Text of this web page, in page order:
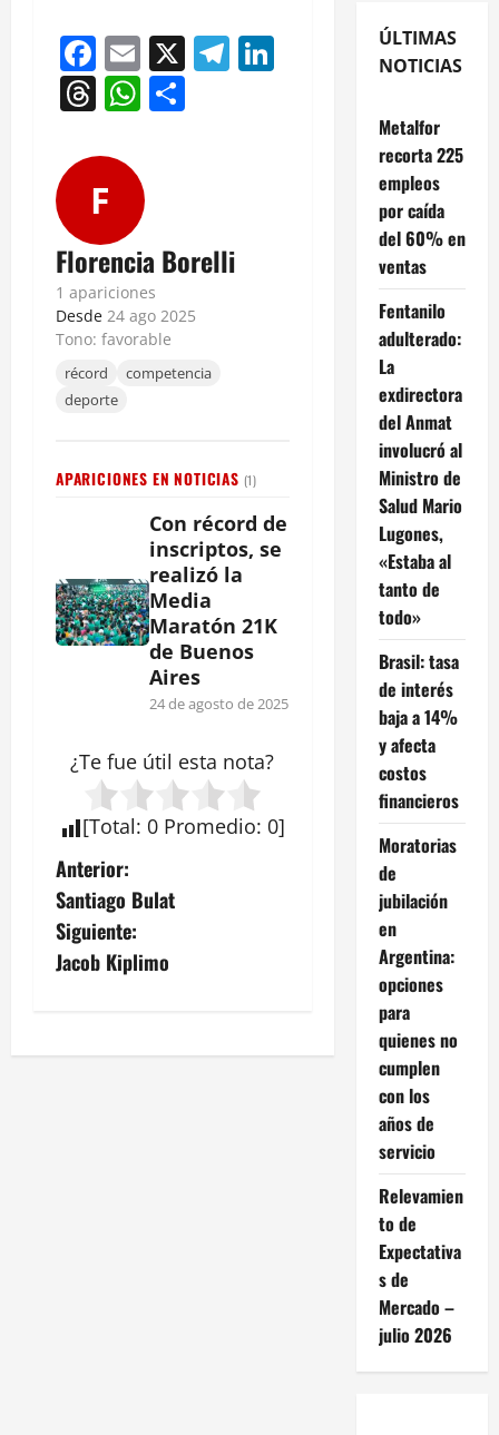
Facebook
Email
X Telegram
LinkedIn
Threads
WhatsApp
F
Florencia Borelli
1 apariciones
Desde 24 ago 2025
Tono: favorable
récord
competencia
deporte
APARICIONES EN NOTICIAS (1)
Con récord de
inscriptos, se
realizó la
Media
Maratón 21K
de Buenos
Aires
24 de agosto de 2025
¿Te fue útil esta nota?
[Total: 0 Promedio: 0]
N
a
v
g
Anterior:
Santiago Bulat
Siguiente:
Jacob Kiplimo
ÚLTIMAS
NOTICIAS
Metalfor
recorta 225
empleos
por caída
del 60% en
ventas
Fentanilo
adulterado:
La
exdirectora
del Anmat
involucró al
Ministro de
Salud Mario
Lugones,
«Estaba al
tanto de
todo»
Brasil: tasa
de interés
baja a 14%
y afecta
costos
financieros
Moratorias
de
jubilación
en
Argentina:
opciones
para
quienes no
cumplen
con los
años de
servicio
Relevamien
to de
Expectativa
s de
Mercado –
julio 2026